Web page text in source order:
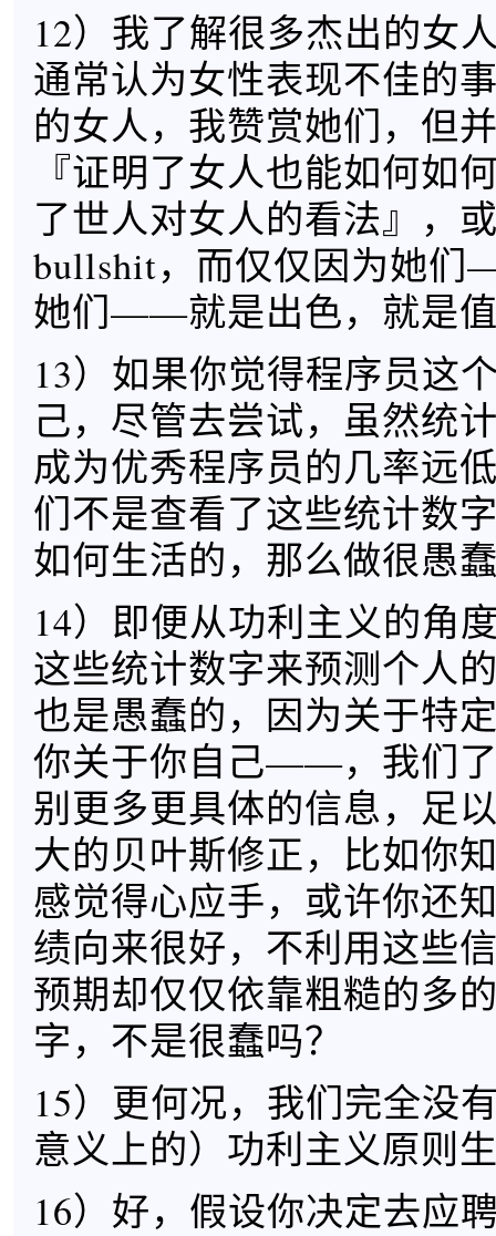
12）我了解很多杰出的女
通常认为女性表现不佳的
的女人，我赞赏她们，但
『证明了女人也能如何如
了世人对女人的看法』，
bullshit，而仅仅因为她
她们——就是出色，就是
13）如果你觉得程序员这
己，尽管去尝试，虽然统
成为优秀程序员的几率远
们不是查看了这些统计数
如何生活的，那么做很愚
14）即便从功利主义的角
这些统计数字来预测个人
也是愚蠢的，因为关于
你关于你自己——，我们
别更多更具体的信息，足
大的贝叶斯修正，比如你
感觉得心应手，或许你还
绩向来很好，不利用这些
预期却仅仅依靠粗糙的多
字，不是很蠢吗？
15）更何况，我们完全没
意义上的）功利主义原则
16）好，假设你决定去应